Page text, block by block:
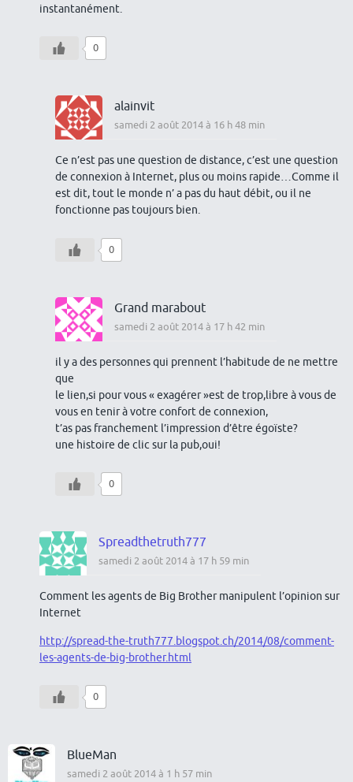
instantanément.
0
alainvit
samedi 2 août 2014 à 16 h 48 min
Ce n’est pas une question de distance, c’est une question
de connexion à Internet, plus ou moins rapide…Comme il
est dit, tout le monde n’ a pas du haut débit, ou il ne
fonctionne pas toujours bien.
0
Grand marabout
samedi 2 août 2014 à 17 h 42 min
il y a des personnes qui prennent l’habitude de ne mettre
que
le lien,si pour vous « exagérer »est de trop,libre à vous de
vous en tenir à votre confort de connexion,
t’as pas franchement l’impression d’être égoïste?
une histoire de clic sur la pub,oui!
0
Spreadthetruth777
samedi 2 août 2014 à 17 h 59 min
Comment les agents de Big Brother manipulent l’opinion sur
Internet
http://spread-the-truth777.blogspot.ch/2014/08/comment-
les-agents-de-big-brother.html
0
BlueMan
samedi 2 août 2014 à 1 h 57 min